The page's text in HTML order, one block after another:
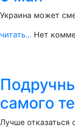
Украина может
читать... Нет
самого
Лучше отказаться